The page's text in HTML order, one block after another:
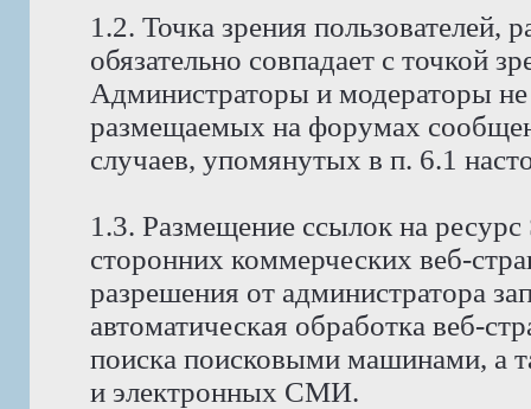
1.2. Точка зрения
обязательно совпадает с точкой
Администраторы и модераторы не
размещаемых на форумах
случаев, упомянутых в п. 6.1
1.3. Размещение ссылок на
сторонних коммерческих веб-
разрешения от администратора
автоматическая обработка веб-
поиска поисковыми машинами, а
и электронных СМИ.